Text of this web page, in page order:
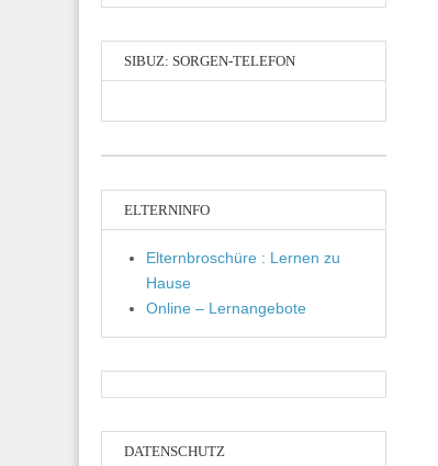
SIBUZ: SORGEN-TELEFON
ELTERNINFO
Elternbroschüre : Lernen zu
Hause
Online – Lernangebote
DATENSCHUTZ